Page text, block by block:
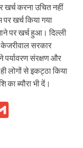
खर्च करना उचित नहीं
पर खर्च किया गया
पर खर्च हुआ। दिल्ली
सरकार
पर्यावरण संरक्षण और
लोगों से इकट्ठा किया
का ब्यौरा भी दें।